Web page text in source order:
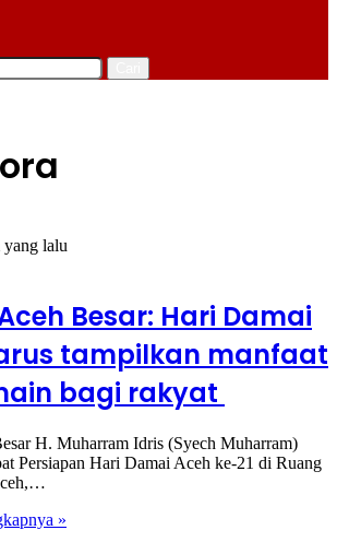
yang lalu
Besar: Hari Damai
tampilkan manfaat
bagi rakyat
H. Muharram Idris (Syech Muharram)
Persiapan Hari Damai Aceh ke-21 di Ruang
»